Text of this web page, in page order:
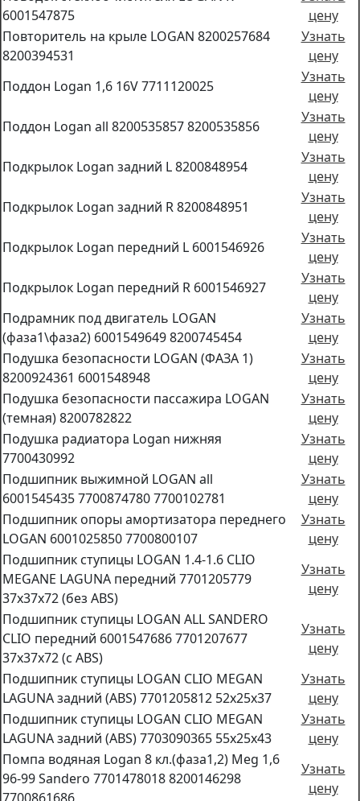
6001547875
цену
Повторитель на крыле LOGAN 8200257684
8200394531
Узнать
цену
Поддон Logan 1,6 16V 7711120025
Узнать
цену
Поддон Logan all 8200535857 8200535856
Узнать
цену
Подкрылок Logan задний L 8200848954
Узнать
цену
Подкрылок Logan задний R 8200848951
Узнать
цену
Подкрылок Logan передний L 6001546926
Узнать
цену
Подкрылок Logan передний R 6001546927
Узнать
цену
Подрамник под двигатель LOGAN
(фаза1\фаза2) 6001549649 8200745454
Узнать
цену
Подушка безопасности LOGAN (ФАЗА 1)
8200924361 6001548948
Узнать
цену
Подушка безопасности пассажира LOGAN
(темная) 8200782822
Узнать
цену
Подушка радиатора Logan нижняя
7700430992
Узнать
цену
Подшипник выжимной LOGAN all
6001545435 7700874780 7700102781
Узнать
цену
Подшипник опоры амортизатора переднего
LOGAN 6001025850 7700800107
Узнать
цену
Подшипник ступицы LOGAN 1.4-1.6 CLIO
MEGANE LAGUNA передний 7701205779
37х37х72 (без ABS)
Узнать
цену
Подшипник ступицы LOGAN ALL SANDERO
CLIO передний 6001547686 7701207677
37х37х72 (с ABS)
Узнать
цену
Подшипник ступицы LOGAN CLIO MEGAN
LAGUNA задний (ABS) 7701205812 52х25х37
Узнать
цену
Подшипник ступицы LOGAN CLIO MEGAN
LAGUNA задний (ABS) 7703090365 55х25х43
Узнать
цену
Помпа водяная Logan 8 кл.(фаза1,2) Meg 1,6
96-99 Sandero 7701478018 8200146298
Узнать
цену